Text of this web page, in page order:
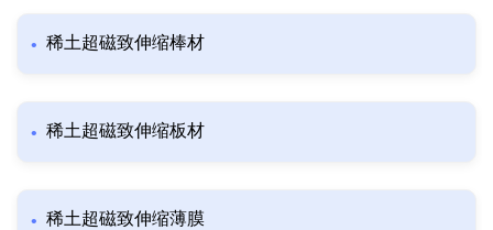
稀土超磁致伸缩棒材
稀土超磁致伸缩板材
稀土超磁致伸缩薄膜